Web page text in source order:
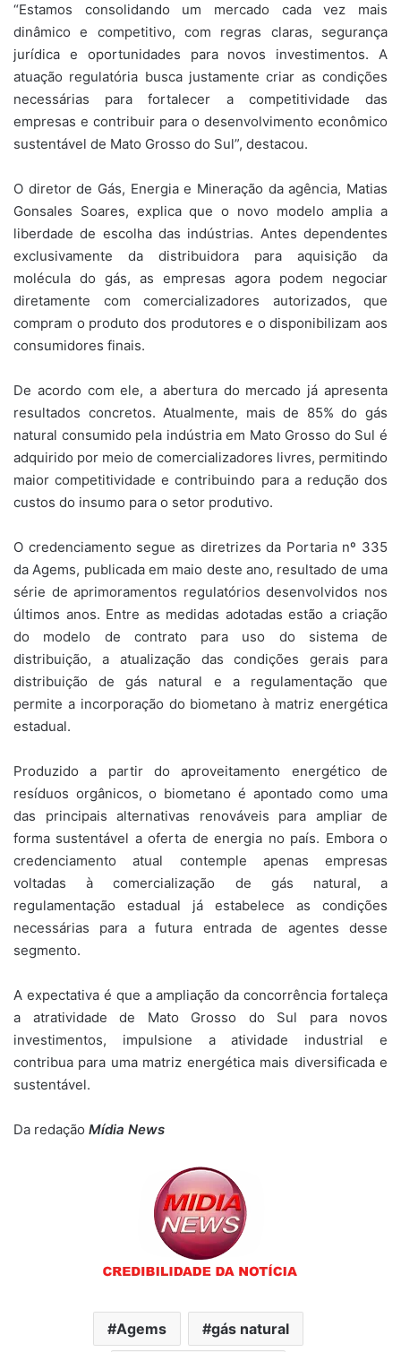
“Estamos consolidando um mercado cada vez mais
dinâmico e competitivo, com regras claras, segurança
jurídica e oportunidades para novos investimentos. A
atuação regulatória busca justamente criar as condições
necessárias para fortalecer a competitividade das
empresas e contribuir para o desenvolvimento econômico
sustentável de Mato Grosso do Sul”, destacou.
O diretor de Gás, Energia e Mineração da agência, Matias
Gonsales Soares, explica que o novo modelo amplia a
liberdade de escolha das indústrias. Antes dependentes
exclusivamente da distribuidora para aquisição da
molécula do gás, as empresas agora podem negociar
diretamente com comercializadores autorizados, que
compram o produto dos produtores e o disponibilizam aos
consumidores finais.
De acordo com ele, a abertura do mercado já apresenta
resultados concretos. Atualmente, mais de 85% do gás
natural consumido pela indústria em Mato Grosso do Sul é
adquirido por meio de comercializadores livres, permitindo
maior competitividade e contribuindo para a redução dos
custos do insumo para o setor produtivo.
O credenciamento segue as diretrizes da Portaria nº 335
da Agems, publicada em maio deste ano, resultado de uma
série de aprimoramentos regulatórios desenvolvidos nos
últimos anos. Entre as medidas adotadas estão a criação
do modelo de contrato para uso do sistema de
distribuição, a atualização das condições gerais para
distribuição de gás natural e a regulamentação que
permite a incorporação do biometano à matriz energética
estadual.
Produzido a partir do aproveitamento energético de
resíduos orgânicos, o biometano é apontado como uma
das principais alternativas renováveis para ampliar de
forma sustentável a oferta de energia no país. Embora o
credenciamento atual contemple apenas empresas
voltadas à comercialização de gás natural, a
regulamentação estadual já estabelece as condições
necessárias para a futura entrada de agentes desse
segmento.
A expectativa é que a ampliação da concorrência fortaleça
a atratividade de Mato Grosso do Sul para novos
investimentos, impulsione a atividade industrial e
contribua para uma matriz energética mais diversificada e
sustentável.
Da redação Mídia News
Agems gás natural